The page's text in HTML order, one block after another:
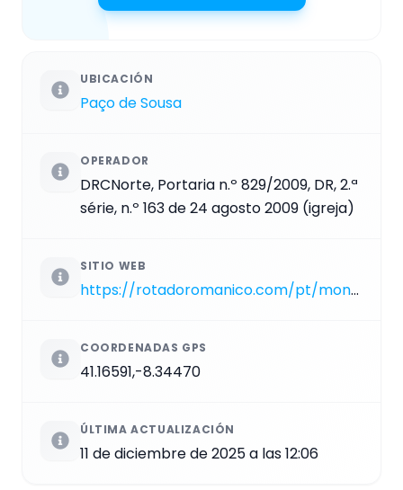
UBICACIÓN
Paço de Sousa
OPERADOR
DRCNorte, Portaria n.º 829/2009, DR, 2.ª
série, n.º 163 de 24 agosto 2009 (igreja)
SITIO WEB
https://rotadoromanico.com/pt/monumentos/mosteiro-do-salvador-de-paco-de-sousa
COORDENADAS GPS
41.16591,-8.34470
ÚLTIMA ACTUALIZACIÓN
11 de diciembre de 2025 a las 12:06